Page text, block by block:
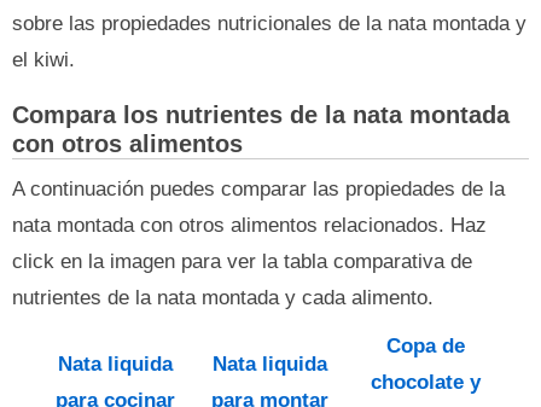
sobre las propiedades nutricionales de la nata montada y
el kiwi.
Compara los nutrientes de la nata montada
con otros alimentos
A continuación puedes comparar las propiedades de la
nata montada con otros alimentos relacionados. Haz
click en la imagen para ver la tabla comparativa de
nutrientes de la nata montada y cada alimento.
Nata liquida
para cocinar
Nata liquida
para montar
Copa de
chocolate y